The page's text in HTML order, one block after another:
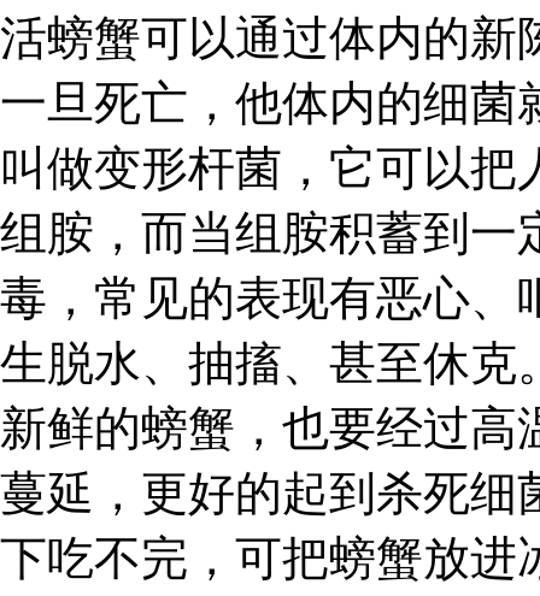
活螃蟹可以通过体内的新
一旦死亡，他体内的细菌
叫做变形杆菌，它可以
组胺，而当组胺积蓄到一
毒，常见的表现有恶心、
生脱水、抽搐、甚至休克
新鲜的螃蟹，也要经过
蔓延，更好的起到杀死细
下吃不完，可把螃蟹放进